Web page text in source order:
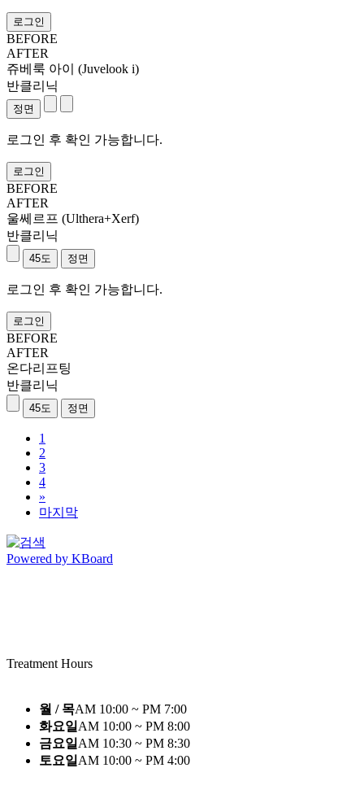
로그인
BEFORE
AFTER
쥬베룩 아이 (Juvelook i)
반클리닉
로그인 후 확인 가능합니다.
로그인
BEFORE
AFTER
울쎄르프 (Ulthera+Xerf)
반클리닉
로그인 후 확인 가능합니다.
로그인
BEFORE
AFTER
온다리프팅
반클리닉
1
2
3
4
»
마지막
Powered by KBoard
Treatment Hours
월 / 목AM 10:00 ~ PM 7:00
화요일 AM 10:00 ~ PM 8:00
금요일 AM 10:30 ~ PM 8:30
토요일 AM 10:00 ~ PM 4:00